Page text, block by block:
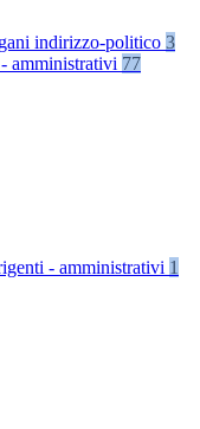
indirizzo-politico 3
amministrativi 77
- amministrativi 1